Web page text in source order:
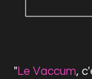
"Le Vaccum,